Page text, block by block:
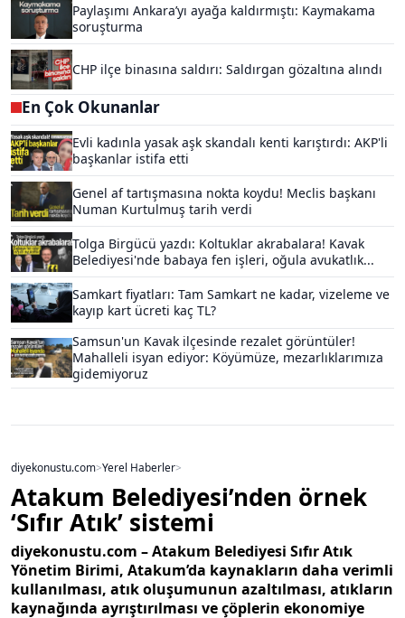
Paylaşımı Ankara’yı ayağa kaldırmıştı: Kaymakama
soruşturma
CHP ilçe binasına saldırı: Saldırgan gözaltına alındı
En Çok Okunanlar
Evli kadınla yasak aşk skandalı kenti karıştırdı: AKP'li
başkanlar istifa etti
Genel af tartışmasına nokta koydu! Meclis başkanı
Numan Kurtulmuş tarih verdi
Tolga Birgücü yazdı: Koltuklar akrabalara! Kavak
Belediyesi'nde babaya fen işleri, oğula avukatlık...
Samkart fiyatları: Tam Samkart ne kadar, vizeleme ve
kayıp kart ücreti kaç TL?
Samsun'un Kavak ilçesinde rezalet görüntüler!
Mahalleli isyan ediyor: Köyümüze, mezarlıklarımıza
gidemiyoruz
diyekonustu.com>Yerel Haberler>
Atakum Belediyesi’nden örnek
‘Sıfır Atık’ sistemi
diyekonustu.com – Atakum Belediyesi Sıfır Atık
Yönetim Birimi, Atakum’da kaynakların daha verimli
kullanılması, atık oluşumunun azaltılması, atıkların
kaynağında ayrıştırılması ve çöplerin ekonomiye